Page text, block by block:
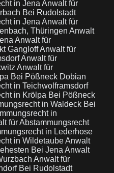
in Jena Anwalt für
Bei Rudolstadt
in Jena Anwalt für
Thüringen Anwalt
Anwalt für
GangloffAnwalt für
Anwalt für
Anwalt für
Bei Pößneck Dobian
in Teichwolframsdorf
in Krölpa Bei Pößneck
in Waldeck Bei
in
für Abstammungsrecht
in Lederhose
in WildetaubeAnwalt
Bei Jena Anwalt
Anwalt für
Bei Rudolstadt